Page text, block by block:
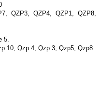
QZP3, QZP4, QZP1, QZP8,
5.
10, Qzp 4, Qzp 3, Qzp5, Qzp8